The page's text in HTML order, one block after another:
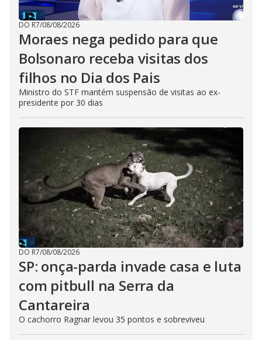
DO R7/08/08/2026
Moraes nega pedido para que
Bolsonaro receba visitas dos
filhos no Dia dos Pais
Ministro do STF mantém suspensão de visitas ao ex-
presidente por 30 dias
DO R7/08/08/2026
SP: onça-parda invade casa e luta
com pitbull na Serra da
Cantareira
O cachorro Ragnar levou 35 pontos e sobreviveu